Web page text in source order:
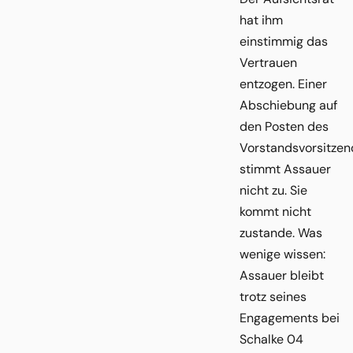
hat ihm
einstimmig das
Vertrauen
entzogen. Einer
Abschiebung auf
den Posten des
stimmt Assauer
nicht zu. Sie
kommt nicht
zustande. Was
wenige wissen:
Assauer bleibt
trotz seines
Engagements bei
Schalke 04